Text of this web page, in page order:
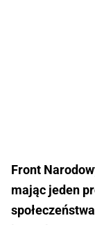
Front
mając jeden